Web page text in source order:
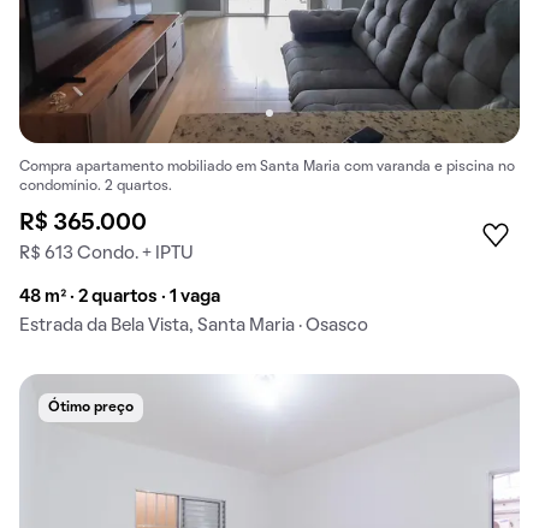
Compra apartamento mobiliado em Santa Maria com varanda e piscina no
condomínio. 2 quartos.
R$ 365.000
R$ 613 Condo. + IPTU
48 m² · 2 quartos · 1 vaga
Estrada da Bela Vista, Santa Maria · Osasco
Ótimo preço